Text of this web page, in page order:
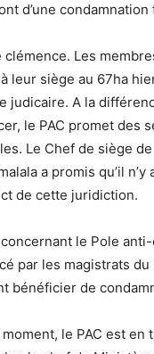
d’une condamnation
clémence. Les
leur siège au 67ha
judicaire. A la
le PAC promet des
Le Chef de siège
a promis qu’il
de cette juridiction.
concernant le Pole
par les magistrats
bénéficier de
le PAC est